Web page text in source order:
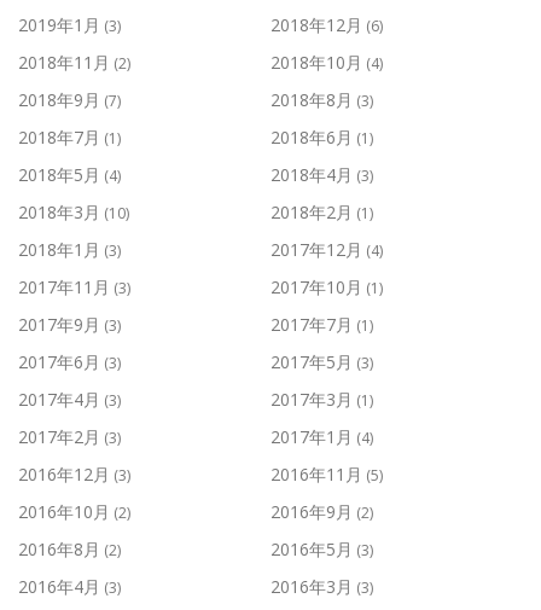
2019年1月 (3) 2018年12月 (6)
2018年11月 (2) 2018年10月 (4)
2018年9月 (7) 2018年8月 (3)
2018年7月 (1) 2018年6月 (1)
2018年5月 (4) 2018年4月 (3)
2018年3月 (10) 2018年2月 (1)
2018年1月 (3) 2017年12月 (4)
2017年11月 (3) 2017年10月 (1)
2017年9月 (3) 2017年7月 (1)
2017年6月 (3) 2017年5月 (3)
2017年4月 (3) 2017年3月 (1)
2017年2月 (3) 2017年1月 (4)
2016年12月 (3) 2016年11月 (5)
2016年10月 (2) 2016年9月 (2)
2016年8月 (2) 2016年5月 (3)
2016年4月 (3) 2016年3月 (3)